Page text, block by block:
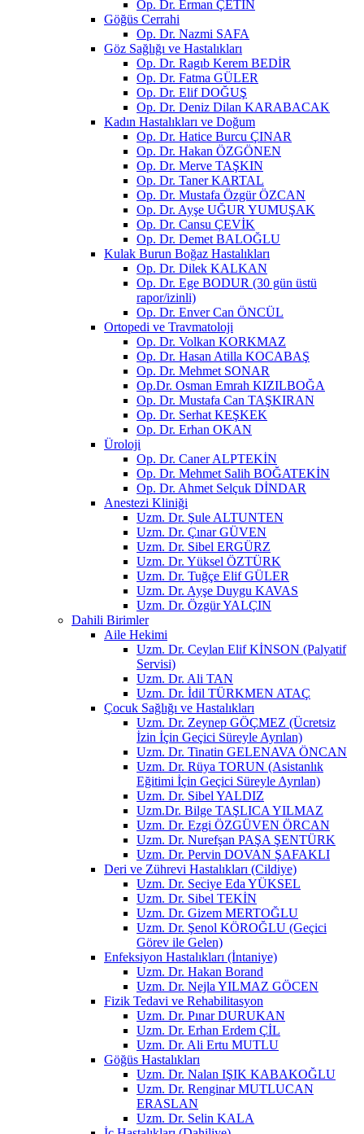
Op. Dr. Erman ÇETİN
Göğüs Cerrahi
Op. Dr. Nazmi SAFA
Göz Sağlığı ve Hastalıkları
Op. Dr. Ragıb Kerem BEDİR
Op. Dr. Fatma GÜLER
Op. Dr. Elif DOĞUŞ
Op. Dr. Deniz Dilan KARABACAK
Kadın Hastalıkları ve Doğum
Op. Dr. Hatice Burcu ÇINAR
Op. Dr. Hakan ÖZGÖNEN
Op. Dr. Merve TAŞKIN
Op. Dr. Taner KARTAL
Op. Dr. Mustafa Özgür ÖZCAN
Op. Dr. Ayşe UĞUR YUMUŞAK
Op. Dr. Cansu ÇEVİK
Op. Dr. Demet BALOĞLU
Kulak Burun Boğaz Hastalıkları
Op. Dr. Dilek KALKAN
Op. Dr. Ege BODUR (30 gün üstü
rapor/izinli)
Op. Dr. Enver Can ÖNCÜL
Ortopedi ve Travmatoloji
Op. Dr. Volkan KORKMAZ
Op. Dr. Hasan Atilla KOCABAŞ
Op. Dr. Mehmet SONAR
Op.Dr. Osman Emrah KIZILBOĞA
Op. Dr. Mustafa Can TAŞKIRAN
Op. Dr. Serhat KEŞKEK
Op. Dr. Erhan OKAN
Üroloji
Op. Dr. Caner ALPTEKİN
Op. Dr. Mehmet Salih BOĞATEKİN
Op. Dr. Ahmet Selçuk DİNDAR
Anestezi Kliniği
Uzm. Dr. Şule ALTUNTEN
Uzm. Dr. Çınar GÜVEN
Uzm. Dr. Sibel ERGÜRZ
Uzm. Dr. Yüksel ÖZTÜRK
Uzm. Dr. Tuğçe Elif GÜLER
Uzm. Dr. Ayşe Duygu KAVAS
Uzm. Dr. Özgür YALÇIN
Dahili Birimler
Aile Hekimi
Uzm. Dr. Ceylan Elif KİNSON (Palyatif
Servisi)
Uzm. Dr. Ali TAN
Uzm. Dr. İdil TÜRKMEN ATAÇ
Çocuk Sağlığı ve Hastalıkları
Uzm. Dr. Zeynep GÖÇMEZ (Ücretsiz
İzin İçin Geçici Süreyle Ayrılan)
Uzm. Dr. Tinatin GELENAVA ÖNCAN
Uzm. Dr. Rüya TORUN (Asistanlık
Eğitimi İçin Geçici Süreyle Ayrılan)
Uzm. Dr. Sibel YALDIZ
Uzm.Dr. Bilge TAŞLICA YILMAZ
Uzm. Dr. Ezgi ÖZGÜVEN ÖRCAN
Uzm. Dr. Nurefşan PAŞA ŞENTÜRK
Uzm. Dr. Pervin DOVAN ŞAFAKLI
Deri ve Zührevi Hastalıkları (Cildiye)
Uzm. Dr. Seciye Eda YÜKSEL
Uzm. Dr. Sibel TEKİN
Uzm. Dr. Gizem MERTOĞLU
Uzm. Dr. Şenol KÖROĞLU (Geçici
Görev ile Gelen)
Enfeksiyon Hastalıkları (İntaniye)
Uzm. Dr. Hakan Borand
Uzm. Dr. Nejla YILMAZ GÖCEN
Fizik Tedavi ve Rehabilitasyon
Uzm. Dr. Pınar DURUKAN
Uzm. Dr. Erhan Erdem ÇİL
Uzm. Dr. Ali Ertu MUTLU
Göğüs Hastalıkları
Uzm. Dr. Nalan IŞIK KABAKOĞLU
Uzm. Dr. Renginar MUTLUCAN
ERASLAN
Uzm. Dr. Selin KALA